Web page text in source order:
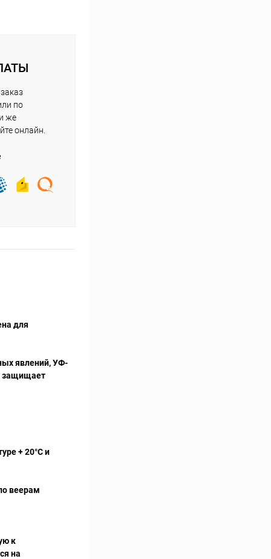
по
же
онлайн.
для
явлений, УФ-
защищает
+ 20°C и
веерам
к
на